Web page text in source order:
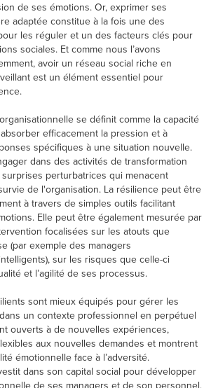
de ses émotions. Or, exprimer ses
adaptée constitue à la fois une des
les réguler et un des facteurs clés pour
sociales. Et comme nous l’avons
avoir un réseau social riche en
est un élément essentiel pour
se définit comme la capacité
efficacement la pression et à
spécifiques à une situation nouvelle.
dans des activités de transformation
perturbatrices qui menacent
de l'organisation. La résilience peut être
à travers de simples outils facilitant
Elle peut être également mesurée par
focalisées sur les atouts que
(par exemple des managers
sur les risques que celle-ci
et l’agilité de ses processus.
sont mieux équipés pour gérer les
un contexte professionnel en perpétuel
ouverts à de nouvelles expériences,
aux nouvelles demandes et montrent
émotionnelle face à l’adversité.
dans son capital social pour développer
de ses managers et de son personnel,